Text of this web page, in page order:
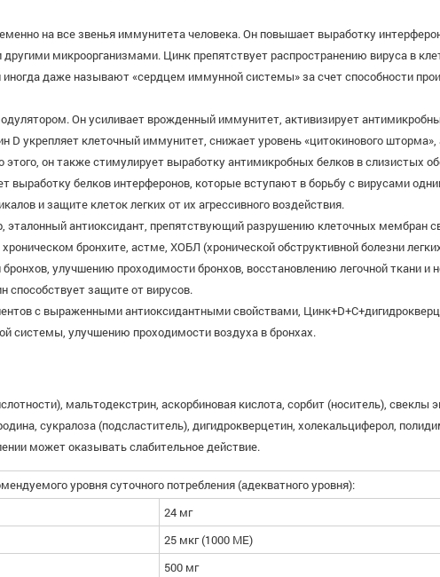
на все звенья иммунитета человека. Он повышает выработку
микроорганизмами. Цинк препятствует распространению вируса в
даже называют «сердцем иммунной системы» за счет способности
Он усиливает врожденный иммунитет, активизирует
D укрепляет клеточный иммунитет, снижает уровень «цитокинового
он также стимулирует выработку антимикробных белков в слизистых
белков интерферонов, которые вступают в борьбу с вирусами
и защите клеток легких от их агрессивного воздействия.
эталонный антиоксидант, препятствующий разрушению клеточных мембран
бронхите, астме, ХОБЛ (хронической обструктивной болезни
улучшению проходимости бронхов, восстановлению легочной ткани и
способствует защите от вирусов.
с выраженными антиоксидантными свойствами,
системы, улучшению проходимости воздуха в бронхах.
мальтодекстрин, аскорбиновая кислота, сорбит (носитель), свеклы
сукралоза (подсластитель), дигидрокверцетин, холекальциферол,
может оказывать слабительное действие.
уровня суточного потребления (адекватного уровня):
24 мг
25 мкг (1000 МЕ)
500 мг